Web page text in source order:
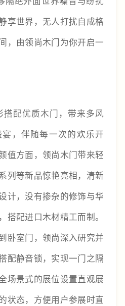
享世界，无人打扰自成格
，由领尚木门为你开启一
配优质木门，带来多风
，伴随每一次的欢乐开
值方面，领尚木门带来轻
列等新品惊艳亮相，清新
计，没有掺杂的修饰与华
搭配进口木材精工而制。
卧室门，领尚深入研究并
配静音锁，实现一门之隔
场景式的展位设置直观展
状态，方便用户参展时直